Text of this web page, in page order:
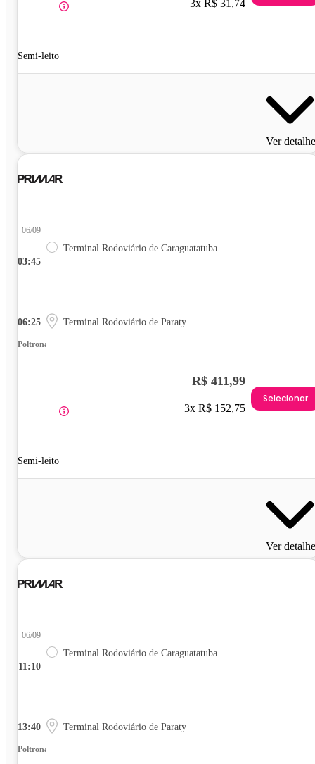
Semi-leito
3x R$ 31,74
Ver
03:45
06/09
Terminal Rodoviário de Caraguatatuba
06:25 Terminal Rodoviário de Paraty
Poltrona
Semi-leito
R$ 411,99
3x R$ 152,75
Selecionar
Ver
11:10
06/09
Terminal Rodoviário de Caraguatatuba
13:40 Terminal Rodoviário de Paraty
Poltrona